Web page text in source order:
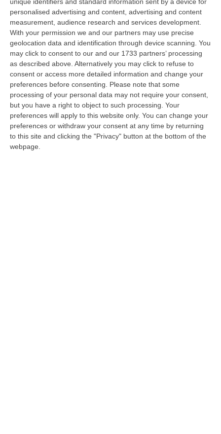
unique identifiers and standard information sent by a device for
personalised advertising and content, advertising and content
measurement, audience research and services development.
With your permission we and our partners may use precise
geolocation data and identification through device scanning. You
may click to consent to our and our 1733 partners’ processing
as described above. Alternatively you may click to refuse to
consent or access more detailed information and change your
preferences before consenting. Please note that some
processing of your personal data may not require your consent,
but you have a right to object to such processing. Your
preferences will apply to this website only. You can change your
preferences or withdraw your consent at any time by returning
to this site and clicking the "Privacy" button at the bottom of the
webpage.
bene come è accaduto dal principio, abbiamo
però sentito il boato, poi abbiamo visto il
fuoco». È il racconto di una donna che, nella
tarda serata di ieri,ha assistito al dramma
avvenuto a Thurio, a Corigliano Rossano .Un
incidente ferroviario che è costato la vita a
due persone. Un camion, guidato
daHannaoui Said, nato in Marocco nel 1999
e residente a San Valentino Torio, è stato
travolto dal treno in transito, composto